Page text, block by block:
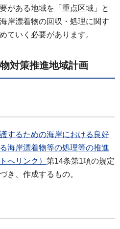
がある地域を「重点区域」と
岸漂着物の回収・処理に関す
ていく必要があります。
対策推進地域計画
するための海岸における良好
海岸漂着物等の処理等の推進
へリンク） 第14条第1項の規定
き、作成するもの。